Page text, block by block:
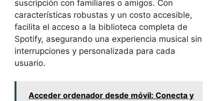
suscripción con familiares o amigos. Con
características robustas y un costo accesible,
facilita el acceso a la biblioteca completa de
Spotify, asegurando una experiencia musical sin
interrupciones y personalizada para cada
usuario.
Acceder ordenador desde móvil: Conecta y